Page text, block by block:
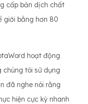
cấp bản dịch chất
giới bằng hơn 80
hoạt động
chúng tôi sử dụng
đã nghe nói rằng
hiện cực kỳ nhanh